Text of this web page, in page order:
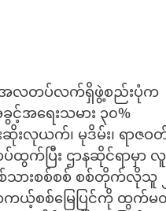
လတပ်လက်ရှိဖွဲ့စည်းပုံက
င့်အရေးသမား ၃၀%
ဆိုးလုယက်၊ မုဒိမ်း၊ ရာဇဝ
ထွက်ပြီး ဌာနဆိုင်ရာမှာ
သားစစ်စစ် စစ်တိုက်လိုသူ ၂
ယ့်စစ်မြေပြင်ကို ထွက်မ